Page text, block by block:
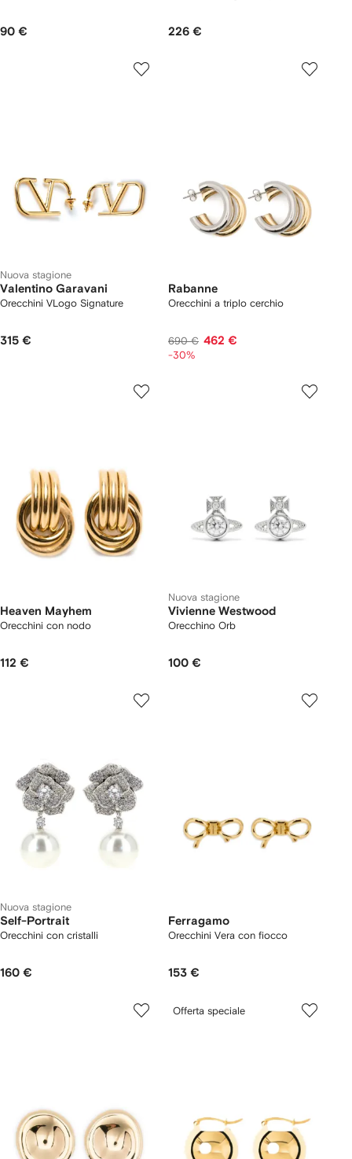
90 € 226 €
Nuova stagione
Valentino Garavani
Orecchini VLogo Signature
315 €
Rabanne
Orecchini a triplo cerchio
690 € 462 €
-30%
Heaven Mayhem
Orecchini con nodo
112 €
Nuova stagione
Vivienne Westwood
Orecchino Orb
100 €
Nuova stagione
Self-Portrait
Orecchini con cristalli
160 €
Ferragamo
Orecchini Vera con fiocco
153 €
Offerta speciale